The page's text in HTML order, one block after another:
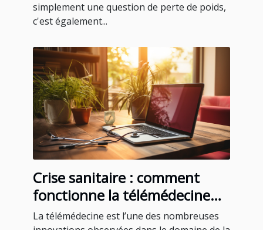
simplement une question de perte de poids,
c'est également...
Crise sanitaire : comment
fonctionne la télémédecine
pour un rendez-vous médical
La télémédecine est l’une des nombreuses